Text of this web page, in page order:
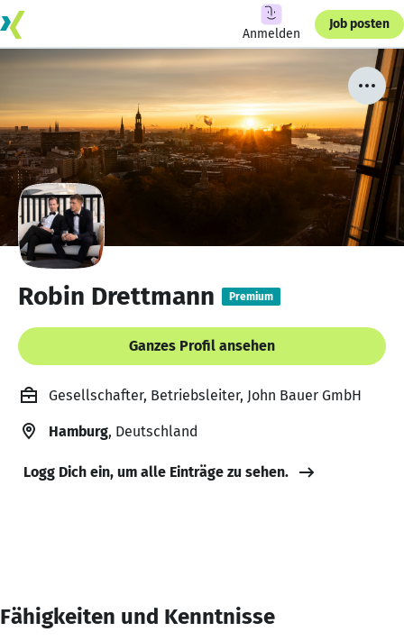
Anmelden
Job posten
Robin Drettmann Premium
Ganzes Profil ansehen
Gesellschafter, Betriebsleiter, John Bauer GmbH
Hamburg, Deutschland
Logg Dich ein, um alle Einträge zu sehen.
Fähigkeiten und Kenntnisse